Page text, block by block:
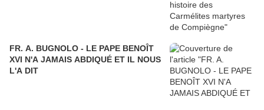
FR. A. BUGNOLO - LE PAPE BENOÎT
XVI N'A JAMAIS ABDIQUÉ ET IL NOUS
L'A DIT